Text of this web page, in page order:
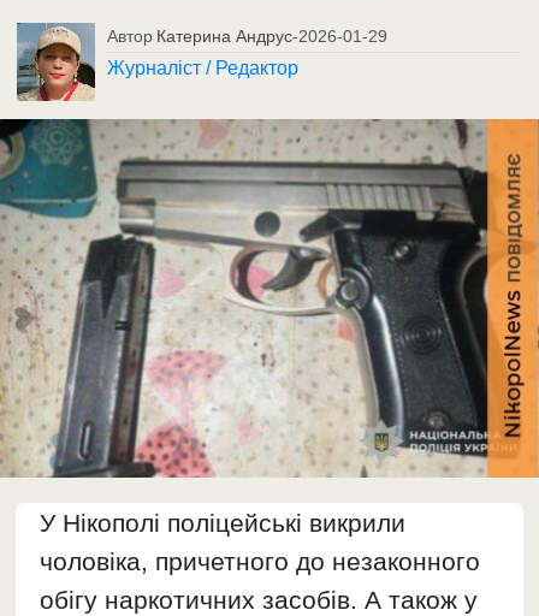
Автор Катерина Андрус-2026-01-29
Журналіст / Редактор
У Нікополі поліцейські викрили
чоловіка, причетного до незаконного
обігу наркотичних засобів. А також у